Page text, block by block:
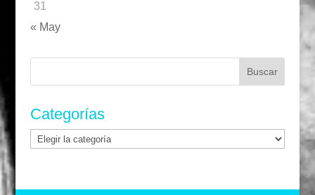
31
« May
Buscar:
Categorías
Categorías